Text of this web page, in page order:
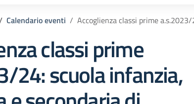
Calendario eventi Accoglienza classi prime
classi prime
24: scuola infanzia,